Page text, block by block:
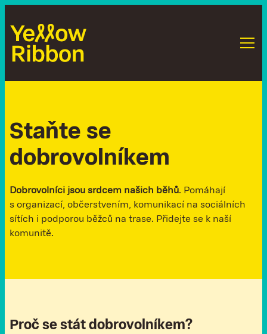
Staňte se
dobrovolníkem
Dobrovolníci jsou srdcem našich běhů. Pomáhají
s organizací, občerstvením, komunikací na sociálních
sítích i podporou běžců na trase. Přidejte se k naší
komunitě.
Proč se stát dobrovolníkem?